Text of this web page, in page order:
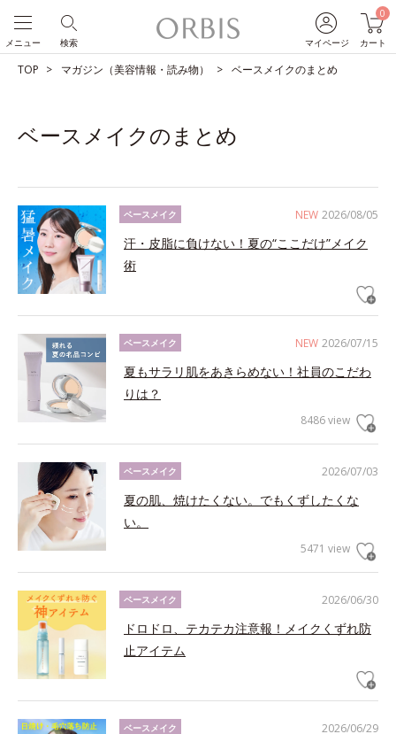
マイページ
0
カート
検索
メニュー
TOP マガジン（美容情報・読み物） ベースメイクのまとめ
ベースメイクのまとめ
NEW 2026/08/05
ベースメイク
汗・皮脂に負けない！夏の“ここだけ”メイク
術
NEW 2026/07/15
ベースメイク
夏もサラリ肌をあきらめない！社員のこだわ
りは？
8486 view
2026/07/03
ベースメイク
夏の肌、焼けたくない。でもくずしたくな
い。
5471 view
2026/06/30
ベースメイク
ドロドロ、テカテカ注意報！メイクくずれ防
止アイテム
2026/06/29
ベースメイク